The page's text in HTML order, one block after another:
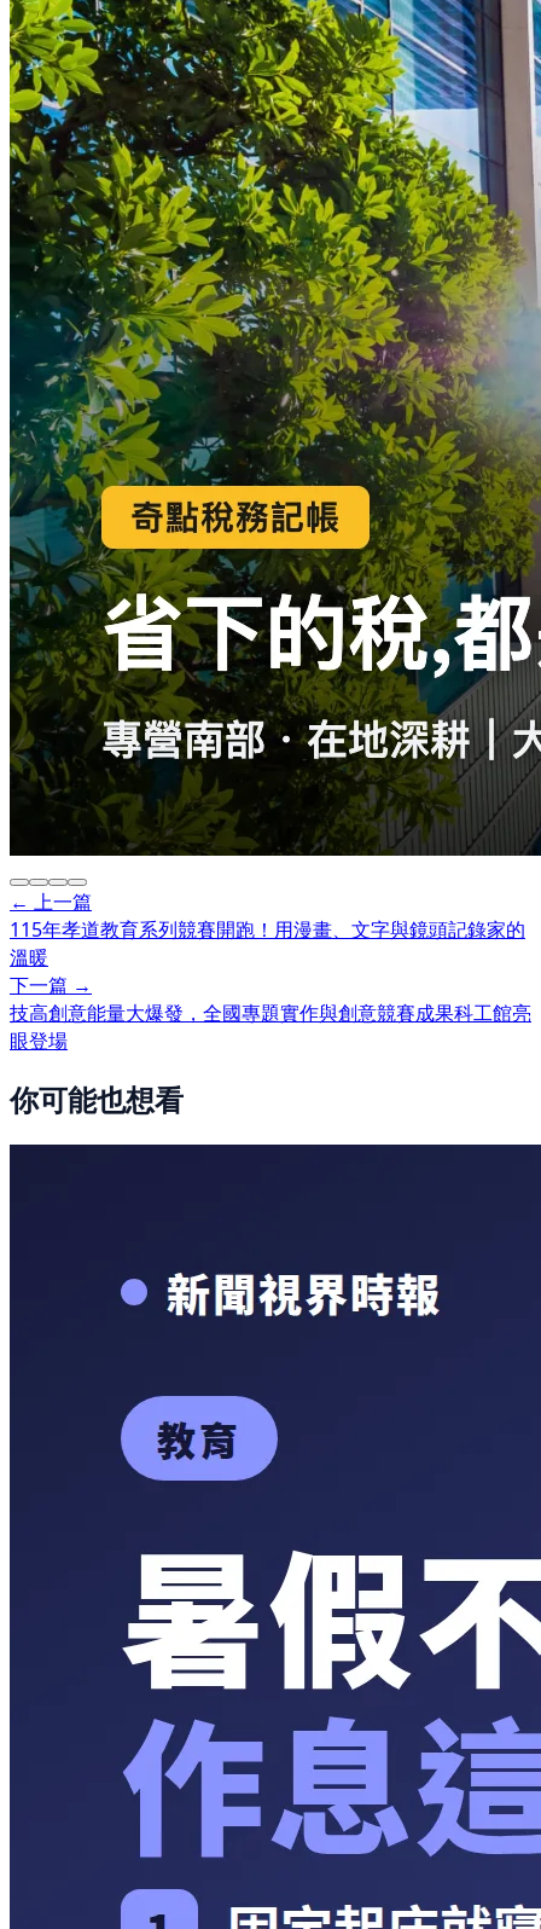
← 上一篇
115年孝道教育系列競賽開跑！用漫畫、文字與鏡頭記錄家的
溫暖
下一篇 →
技高創意能量大爆發，全國專題實作與創意競賽成果科工館亮
眼登場
你可能也想看